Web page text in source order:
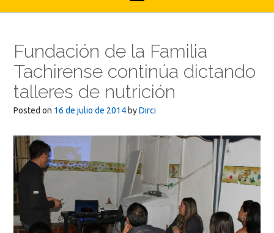
Fundación de la Familia
Tachirense continúa dictando
talleres de nutrición
Posted on 16 de julio de 2014 byDirci